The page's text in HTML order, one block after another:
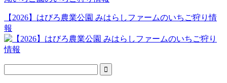
【2026】はびろ農業公園 みはらしファームのいちご狩り情
報